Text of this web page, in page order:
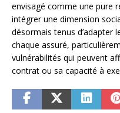
envisagé comme une pure
intégrer une dimension
désormais tenus d’adapter
chaque assuré,
vulnérabilités qui peuvent
contrat ou sa capacité à